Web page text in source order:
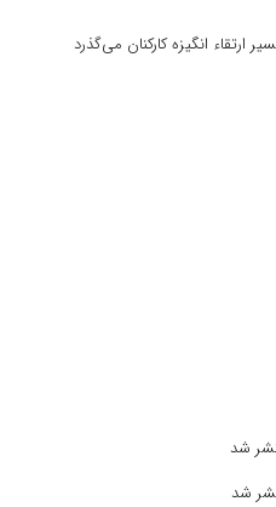
ارتقاء انگیزه کارکنان می‌گذرد